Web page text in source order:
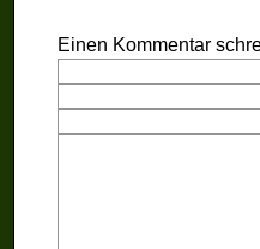
Einen Kommentar